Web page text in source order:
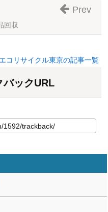
回収
Prev
コリサイクル東京の記事一覧
バックURL